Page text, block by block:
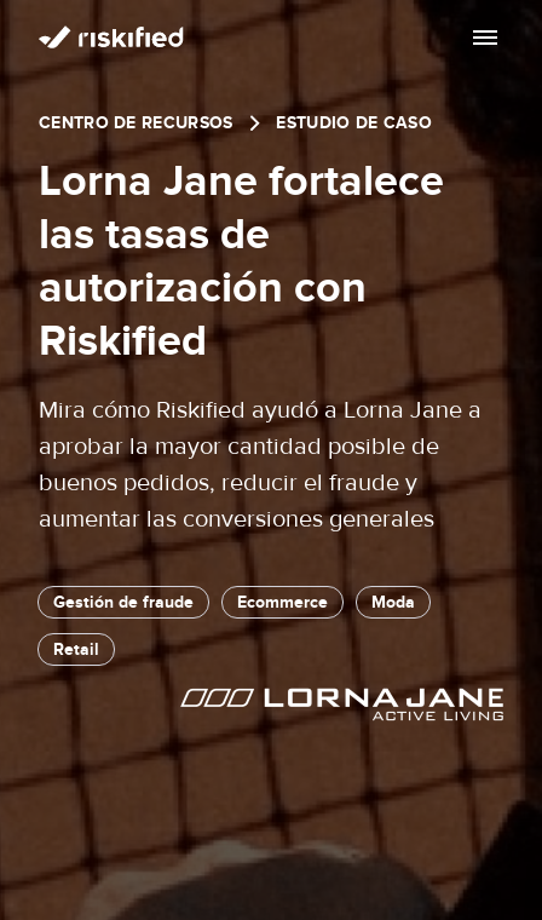
Plataforma
Plataforma
Adaptive Checkout
Chargeback guarantee
Dispute Resolve
Account Secure
Policy Protect
Cliente
Partners
Centro de Recursos
Centro de Recursos
Blog
Acerca de
Acerca de
Inversionistas
Eventos
Prensa
ES
Hablemos
CENTRO DE RECURSOS ESTUDIO DE CASO
Lorna Jane fortalece
las tasas de
autorización con
Riskified
Mira cómo Riskified ayudó a Lorna Jane a
aprobar la mayor cantidad posible de
buenos pedidos, reducir el fraude y
aumentar las conversiones generales
Gestión de fraude Ecommerce Moda
Retail